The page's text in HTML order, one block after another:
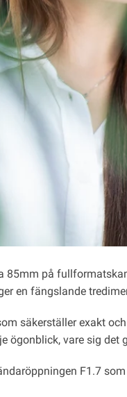
på
en fängslande
säkerställer exakt
ögonblick, vare sig det
F1.7